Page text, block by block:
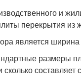
и
перекрытия из
является ширина
размеры